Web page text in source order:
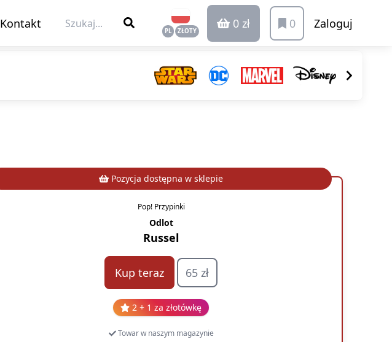
Kontakt
PL ZŁOTY
0 zł 0 Zaloguj
Pozycja dostępna w sklepie
Pop! Przypinki
Odlot
Russel
Kup teraz 65 zł
2 + 1 za złotówkę
Towar w naszym magazynie